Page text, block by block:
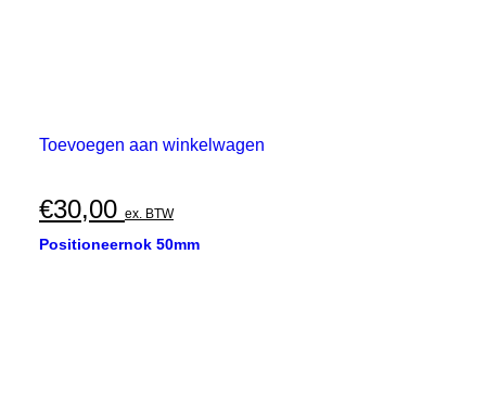
Toevoegen aan winkelwagen
€30,00 ex. BTW
Positioneernok 50mm